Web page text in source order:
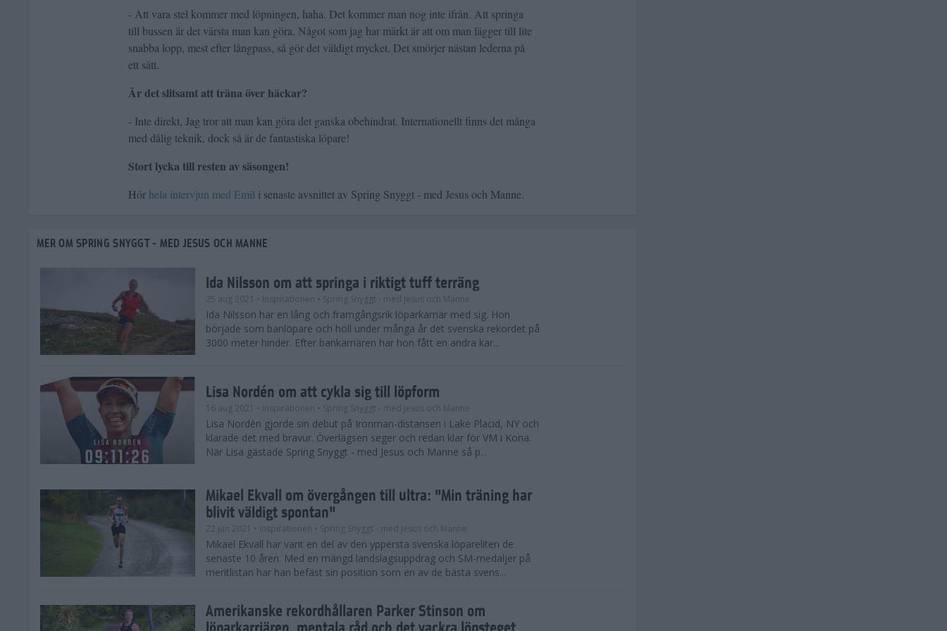
- Att vara stel kommer med löpningen, haha. Det kommer man nog inte ifrån. Att springa
till bussen är det värsta man kan göra. Något som jag har märkt är att om man lägger till lite
snabba lopp, mest efter långpass, så gör det väldigt mycket. Det smörjer nästan lederna på
ett sätt.
Är det slitsamt att träna över häckar?
- Inte direkt, Jag tror att man kan göra det ganska obehindrat. Internationellt finns det många
med dålig teknik, dock så är de fantastiska löpare!
Stort lycka till resten av säsongen!
Hör hela intervjun med Emil i senaste avsnittet av Spring Snyggt - med Jesus och Manne.
MER OM SPRING SNYGGT - MED JESUS OCH MANNE
Ida Nilsson om att springa i riktigt tuff terräng
25 aug 2021 • Inspirationen • Spring Snyggt - med Jesus och Manne
Ida Nilsson har en lång och framgångsrik löparkarriär med sig. Hon
började som banlöpare och höll under många år det svenska rekordet på
3000 meter hinder. Efter bankarriären har hon fått en andra kar...
Lisa Nordén om att cykla sig till löpform
16 aug 2021 • Inspirationen • Spring Snyggt - med Jesus och Manne
Lisa Nordén gjorde sin debut på Ironman-distansen i Lake Placid, NY och
klarade det med bravur. Överlägsen seger och redan klar för VM i Kona.
När Lisa gästade Spring Snyggt - med Jesus och Manne så p...
Mikael Ekvall om övergången till ultra: "Min träning har
blivit väldigt spontan"
22 jun 2021 • Inspirationen • Spring Snyggt - med Jesus och Manne
Mikael Ekvall har varit en del av den yppersta svenska löpareliten de
senaste 10 åren. Med en mängd landslagsuppdrag och SM-medaljer på
meritlistan har han befäst sin position som en av de bästa svens...
Amerikanske rekordhållaren Parker Stinson om
löparkarriären, mentala råd och det vackra löpsteget